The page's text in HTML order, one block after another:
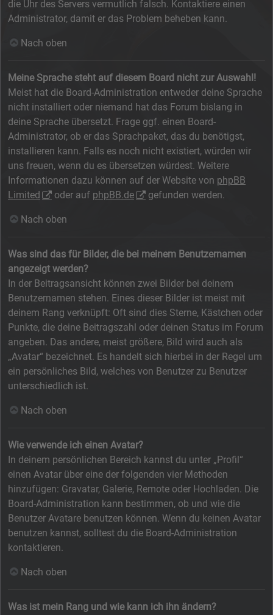
die Uhr des Servers vermutlich falsch. Kontaktiere einen
Administrator, damit er das Problem beheben kann.
Nach oben
Meine Sprache steht auf diesem Board nicht zur Auswahl!
Meist hat die Board-Administration entweder deine Sprache
nicht installiert oder niemand hat das Forum bislang in
deine Sprache übersetzt. Frage ggf. einen Board-
Administrator, ob er das Sprachpaket, das du benötigst,
installieren kann. Falls es noch nicht existiert, würden wir
uns freuen, wenn du es übersetzen würdest. Weitere
Informationen dazu können auf der Website von phpBB
Limited
oder auf phpBB.de gefunden werden.
Nach oben
Was sind das für Bilder, die bei meinem Benutzernamen
angezeigt werden?
In der Beitragsansicht können zwei Bilder bei deinem
Benutzernamen stehen. Eines dieser Bilder ist meist mit
deinem Rang verknüpft: Oft sind dies Sterne, Kästchen oder
Punkte, die deine Beitragszahl oder deinen Status im Forum
angeben. Das andere, meist größere, Bild wird auch als
„Avatar“ bezeichnet. Es handelt sich hierbei in der Regel um
ein persönliches Bild, welches von Benutzer zu Benutzer
unterschiedlich ist.
Nach oben
Wie verwende ich einen Avatar?
In deinem persönlichen Bereich kannst du unter „Profil“
einen Avatar über eine der folgenden vier Methoden
hinzufügen: Gravatar, Galerie, Remote oder Hochladen. Die
Board-Administration kann bestimmen, ob und wie die
Benutzer Avatare benutzen können. Wenn du keinen Avatar
benutzen kannst, solltest du die Board-Administration
kontaktieren.
Nach oben
Was ist mein Rang und wie kann ich ihn ändern?